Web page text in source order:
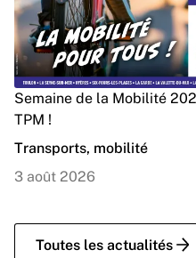
Toutes les actualités
Semaine de la Mobilité
TPM !
Transports, mobilité
3 août 2026